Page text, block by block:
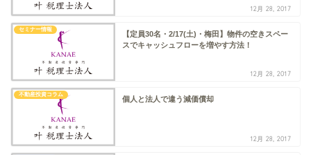
12月 28, 2017
セミナー情報
【定員30名・2/17(土)・梅田】物件の空きスペー
スでキャッシュフローを増やす方法！
12月 28, 2017
不動産投資コラム
個人と法人で違う減価償却
12月 28, 2017